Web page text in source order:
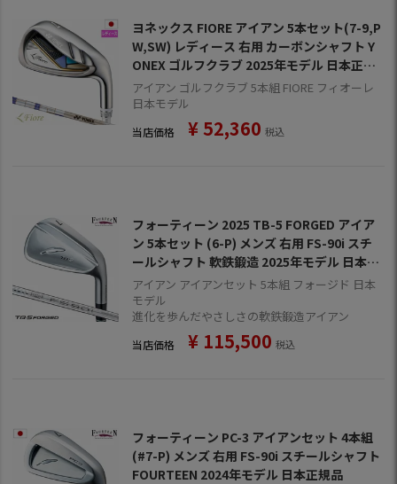
ヨネックス FIORE アイアン 5本セット(7-9,P
W,SW) レディース 右用 カーボンシャフト Y
ONEX ゴルフクラブ 2025年モデル 日本正規
品【2025年3月中旬発売】
アイアン ゴルフクラブ 5本組 FIORE フィオーレ
日本モデル
当店価格 ¥ 52,360 税込
フォーティーン 2025 TB-5 FORGED アイア
ン 5本セット (6-P) メンズ 右用 FS-90i スチ
ールシャフト 軟鉄鍛造 2025年モデル 日本正
規品 FOURTEEN ゴルフクラブ
アイアン アイアンセット 5本組 フォージド 日本
モデル
進化を歩んだやさしさの軟鉄鍛造アイアン
当店価格 ¥ 115,500 税込
フォーティーン PC-3 アイアンセット 4本組
(#7-P) メンズ 右用 FS-90i スチールシャフト
FOURTEEN 2024年モデル 日本正規品